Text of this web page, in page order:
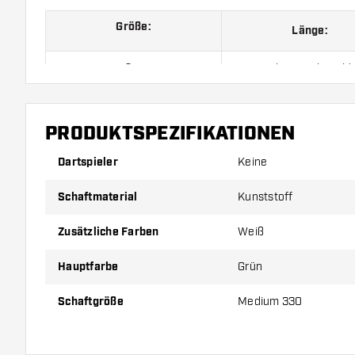
Größe: Länge:
Größe 190 Short, siehe Bild
Größe 260 Inbetween, siehe
Größe 330 Medium, siehe
Preise gelten jeweils für ein Set (1 Set = 3 Stück).
PRODUKTSPEZIFIKATIONEN
Dartspieler Keine
Schaftmaterial Kunststoff
Zusätzliche Farben Weiß
Hauptfarbe Grün
Schaftgröße Medium 330